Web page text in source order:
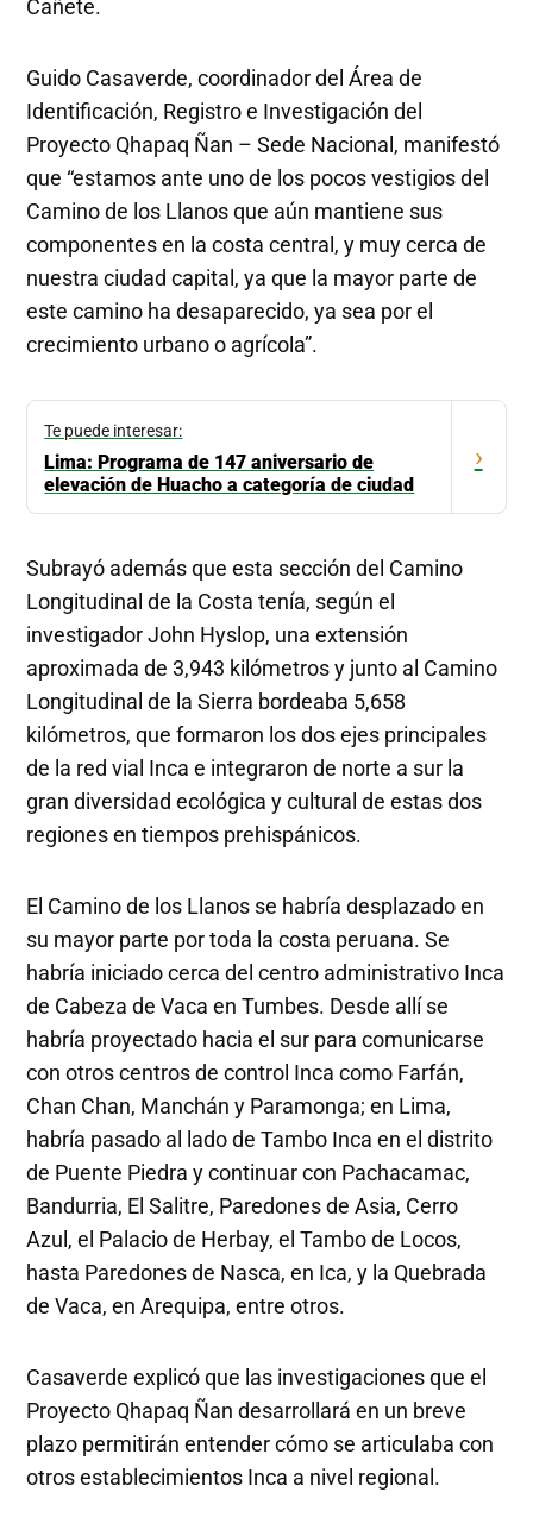
Cañete.
Guido Casaverde, coordinador del Área de
Identificación, Registro e Investigación del
Proyecto Qhapaq Ñan – Sede Nacional, manifestó
que “estamos ante uno de los pocos vestigios del
Camino de los Llanos que aún mantiene sus
componentes en la costa central, y muy cerca de
nuestra ciudad capital, ya que la mayor parte de
este camino ha desaparecido, ya sea por el
crecimiento urbano o agrícola”.
Te puede interesar:
Lima: Programa de 147 aniversario de
elevación de Huacho a categoría de ciudad
›
Subrayó además que esta sección del Camino
Longitudinal de la Costa tenía, según el
investigador John Hyslop, una extensión
aproximada de 3,943 kilómetros y junto al Camino
Longitudinal de la Sierra bordeaba 5,658
kilómetros, que formaron los dos ejes principales
de la red vial Inca e integraron de norte a sur la
gran diversidad ecológica y cultural de estas dos
regiones en tiempos prehispánicos.
El Camino de los Llanos se habría desplazado en
su mayor parte por toda la costa peruana. Se
habría iniciado cerca del centro administrativo Inca
de Cabeza de Vaca en Tumbes. Desde allí se
habría proyectado hacia el sur para comunicarse
con otros centros de control Inca como Farfán,
Chan Chan, Manchán y Paramonga; en Lima,
habría pasado al lado de Tambo Inca en el distrito
de Puente Piedra y continuar con Pachacamac,
Bandurria, El Salitre, Paredones de Asia, Cerro
Azul, el Palacio de Herbay, el Tambo de Locos,
hasta Paredones de Nasca, en Ica, y la Quebrada
de Vaca, en Arequipa, entre otros.
Casaverde explicó que las investigaciones que el
Proyecto Qhapaq Ñan desarrollará en un breve
plazo permitirán entender cómo se articulaba con
otros establecimientos Inca a nivel regional.